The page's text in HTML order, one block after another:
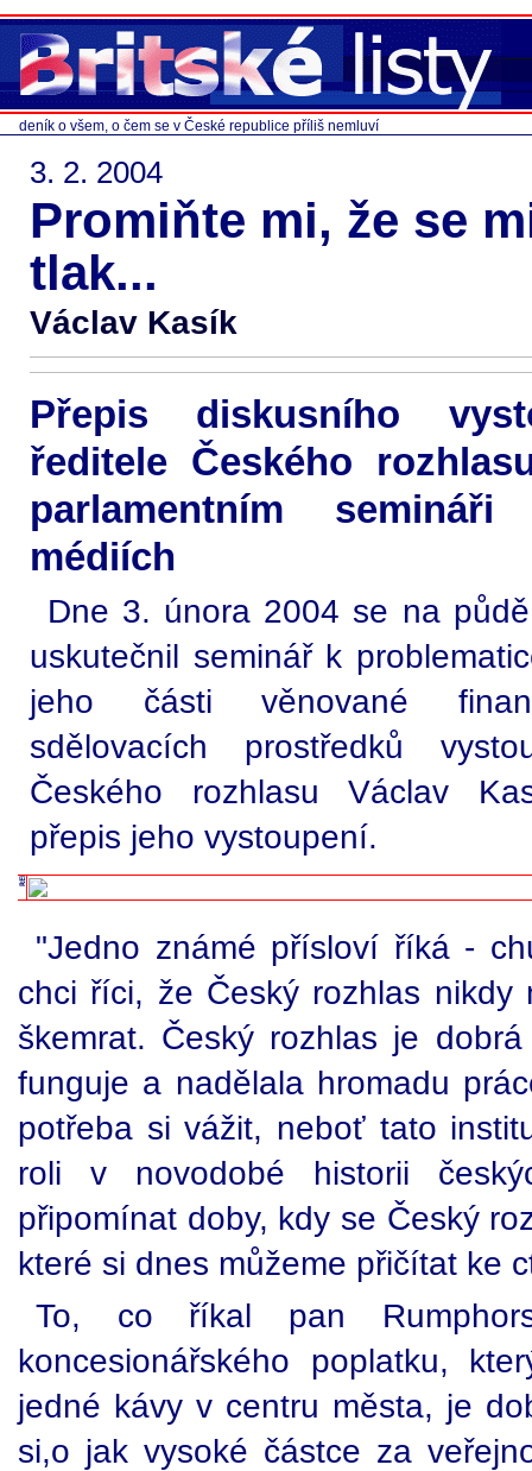
deník o všem, o čem se v České republice příliš nemluví
3. 2. 2004
Promiňte mi, že se
tlak...
Václav Kasík
Přepis diskusního
ředitele Českého
parlamentním
médiích
Dne 3. února 2004 se na
uskutečnil seminář k
jeho části věnované
sdělovacích prostředků
Českého rozhlasu Václav
přepis jeho vystoupení.
"Jedno známé přísloví říká -
chci říci, že Český rozhlas nikdy
škemrat. Český rozhlas je
funguje a nadělala hromadu
potřeba si vážit, neboť tato
roli v novodobé historii
připomínat doby, kdy se Český
které si dnes můžeme přičítat ke
To, co říkal pan
koncesionářského poplatku,
jedné kávy v centru města, je
si,o jak vysoké částce za